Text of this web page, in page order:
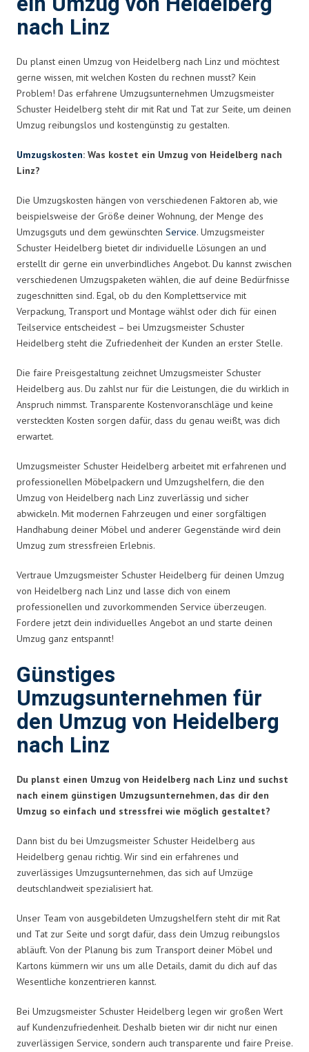
nach Linz
Du planst einen Umzug von Heidelberg nach Linz und möchtest
gerne wissen, mit welchen Kosten du rechnen musst? Kein
Problem! Das erfahrene Umzugsunternehmen Umzugsmeister
Schuster Heidelberg steht dir mit Rat und Tat zur Seite, um deinen
Umzug reibungslos und kostengünstig zu gestalten.
Umzugskosten: Was kostet ein Umzug von Heidelberg nach
Linz?
Die Umzugskosten hängen von verschiedenen Faktoren ab, wie
beispielsweise der Größe deiner Wohnung, der Menge des
Umzugsguts und dem gewünschten Service. Umzugsmeister
Schuster Heidelberg bietet dir individuelle Lösungen an und
erstellt dir gerne ein unverbindliches Angebot. Du kannst zwischen
verschiedenen Umzugspaketen wählen, die auf deine Bedürfnisse
zugeschnitten sind. Egal, ob du den Komplettservice mit
Verpackung, Transport und Montage wählst oder dich für einen
Teilservice entscheidest – bei Umzugsmeister Schuster
Heidelberg steht die Zufriedenheit der Kunden an erster Stelle.
Die faire Preisgestaltung zeichnet Umzugsmeister Schuster
Heidelberg aus. Du zahlst nur für die Leistungen, die du wirklich in
Anspruch nimmst. Transparente Kostenvoranschläge und keine
versteckten Kosten sorgen dafür, dass du genau weißt, was dich
erwartet.
Umzugsmeister Schuster Heidelberg arbeitet mit erfahrenen und
professionellen Möbelpackern und Umzugshelfern, die den
Umzug von Heidelberg nach Linz zuverlässig und sicher
abwickeln. Mit modernen Fahrzeugen und einer sorgfältigen
Handhabung deiner Möbel und anderer Gegenstände wird dein
Umzug zum stressfreien Erlebnis.
Vertraue Umzugsmeister Schuster Heidelberg für deinen Umzug
von Heidelberg nach Linz und lasse dich von einem
professionellen und zuvorkommenden Service überzeugen.
Fordere jetzt dein individuelles Angebot an und starte deinen
Umzug ganz entspannt!
Günstiges
Umzugsunternehmen für
den Umzug von Heidelberg
nach Linz
Du planst einen Umzug von Heidelberg nach Linz und suchst
nach einem günstigen Umzugsunternehmen, das dir den
Umzug so einfach und stressfrei wie möglich gestaltet?
Dann bist du bei Umzugsmeister Schuster Heidelberg aus
Heidelberg genau richtig. Wir sind ein erfahrenes und
zuverlässiges Umzugsunternehmen, das sich auf Umzüge
deutschlandweit spezialisiert hat.
Unser Team von ausgebildeten Umzugshelfern steht dir mit Rat
und Tat zur Seite und sorgt dafür, dass dein Umzug reibungslos
abläuft. Von der Planung bis zum Transport deiner Möbel und
Kartons kümmern wir uns um alle Details, damit du dich auf das
Wesentliche konzentrieren kannst.
Bei Umzugsmeister Schuster Heidelberg legen wir großen Wert
auf Kundenzufriedenheit. Deshalb bieten wir dir nicht nur einen
zuverlässigen Service, sondern auch transparente und faire Preise.